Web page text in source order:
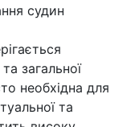
судин
загальної
необхідна для
та